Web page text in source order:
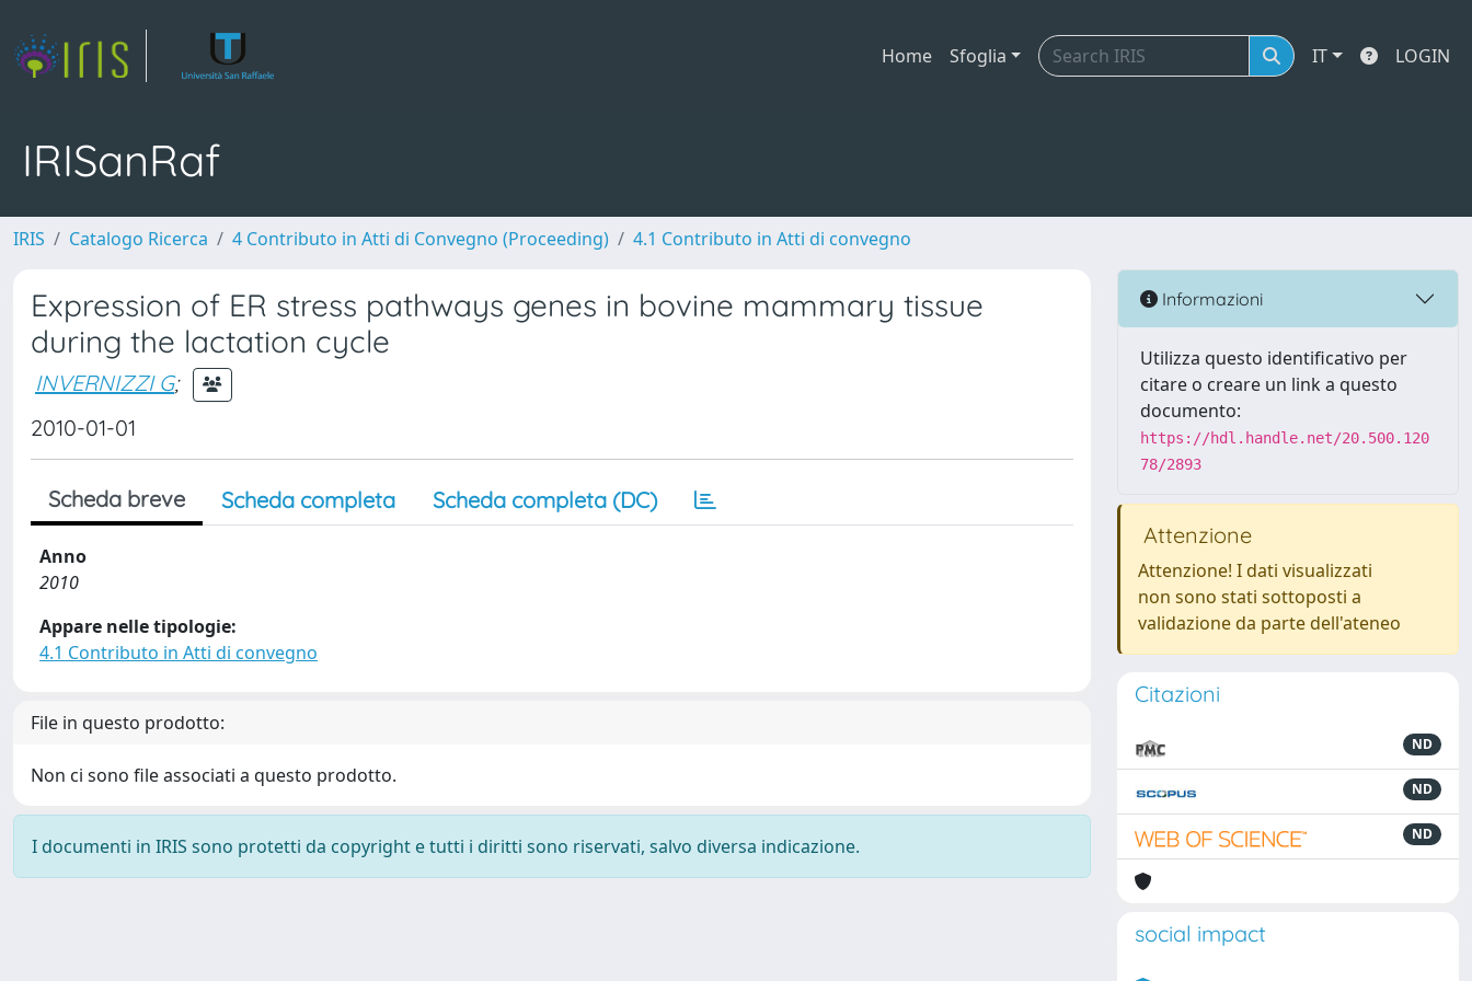
Home Sfoglia IT LOGIN
IRISanRaf
IRIS Catalogo Ricerca 4 Contributo in Atti di Convegno (Proceeding) 4.1 Contributo in Atti di convegno
Expression of ER stress pathways genes in bovine mammary tissue
during the lactation cycle
INVERNIZZI G;
2010-01-01
Scheda breve Scheda completa Scheda completa (DC)
Anno
2010
Appare nelle tipologie:
4.1 Contributo in Atti di convegno
File in questo prodotto:
Non ci sono file associati a questo prodotto.
I documenti in IRIS sono protetti da copyright e tutti i diritti sono riservati, salvo diversa indicazione.
Informazioni
Utilizza questo identificativo per
citare o creare un link a questo
documento:
https://hdl.handle.net/20.500.120
78/2893
Attenzione
Attenzione! I dati visualizzati
non sono stati sottoposti a
validazione da parte dell'ateneo
Citazioni
ND
ND
ND
social impact